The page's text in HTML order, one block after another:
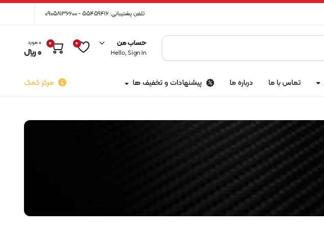
تلفن پشتیبانی: 55459416 - 09058136600
حساب من
Hello, Sign In
0
0 0 مورد
0﷼
تماس با ما درباره ما پیشنهادات و تخفیف ها مرکز کمک